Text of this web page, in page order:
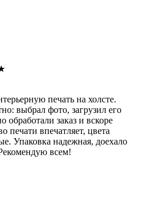
печать на холсте.
выбрал фото, загрузил его
обработали заказ и вскоре
печати впечатляет, цвета
Упаковка надежная, доехало
всем!